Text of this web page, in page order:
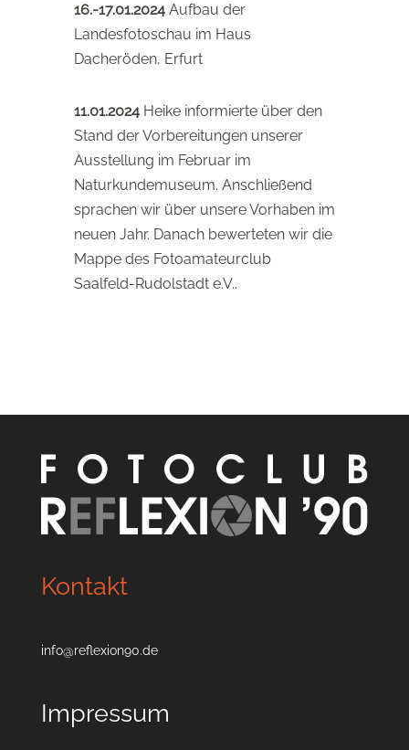
16.-17.01.2024Aufbau der
Landesfotoschau im Haus
Dacheröden, Erfurt
11.01.2024Heike informierte über den
Stand der Vorbereitungen unserer
Ausstellung im Februar im
Naturkundemuseum. Anschließend
sprachen wir über unsere Vorhaben im
neuen Jahr. Danach bewerteten wir die
Mappe des Fotoamateurclub
Saalfeld-Rudolstadt e.V..
Kontakt
info@reflexion90.de
Impressum